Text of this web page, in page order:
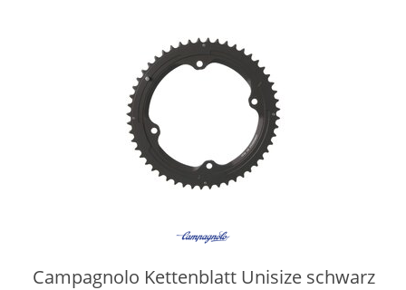
Campagnolo Kettenblatt Unisize schwarz